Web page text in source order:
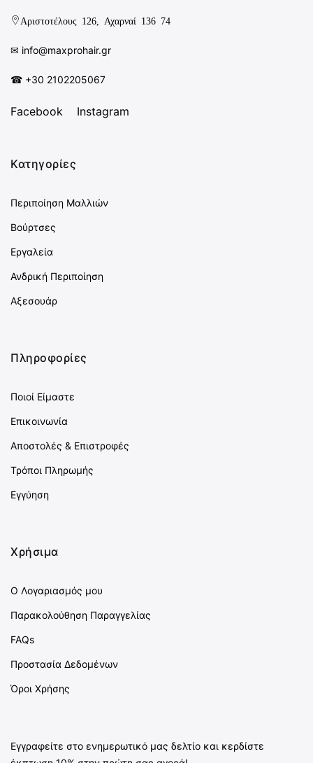
Αριστοτέλους 126, Αχαρναί 136 74
✉︎ info@maxprohair.gr
☎ +30 2102205067
Facebook Instagram
Κατηγορίες
Περιποίηση Μαλλιών
Βούρτσες
Εργαλεία
Ανδρική Περιποίηση
Αξεσουάρ
Πληροφορίες
Ποιοί Είμαστε
Επικοινωνία
Αποστολές & Επιστροφές
Τρόποι Πληρωμής
Εγγύηση
Χρήσιμα
Ο Λογαριασμός μου
Παρακολούθηση Παραγγελίας
FAQs
Προστασία Δεδομένων
Όροι Χρήσης
Εγγραφείτε στο ενημερωτικό μας δελτίο και κερδίστε